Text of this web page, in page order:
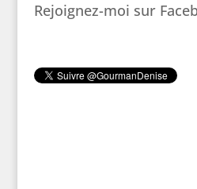
Rejoignez-moi sur